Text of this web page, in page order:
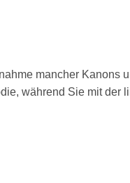
mancher Kanons
während Sie mit der